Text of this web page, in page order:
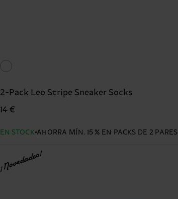
2-Pack Leo Stripe Sneaker Socks
14 €
EN STOCK AHORRA MÍN. 15 % EN PACKS DE 2 PARES
¡Novedades!